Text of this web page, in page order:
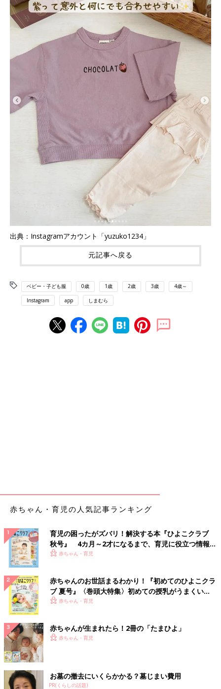
出典：Instagramアカウント「yuzuko1234」
元記事へ戻る
ベビー・子ども服 0歳 1歳 2歳 3歳 4歳～
Instagram app しまむら
赤ちゃん・育児の人気記事ランキング
育児の困ったがズバリ！解決する本『ひよこクラブ
秋号』 4カ月～2才になるまで、育児に役立つ情報が
いっぱい！
赤ちゃん・育児
赤ちゃんのお世話まるわかり！『初めてのひよこクラ
ブ 夏号』〈巻頭大特集〉初めての授乳がうまくい
く！ おっぱい・ミルクの基本と夏のトラブル 解決テ
赤ちゃん・育児
赤ちゃんが生まれたら！2冊の「たまひよ」
赤ちゃん・育児
お墓の撤去にいくらかかる？墓じまい費用
PR(くらしの話題)